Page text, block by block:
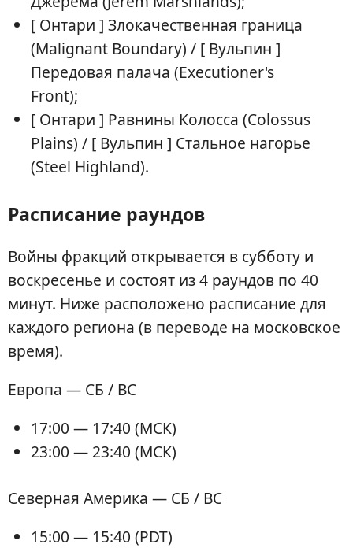
[ Онтари ] Злокачественная граница
(Malignant Boundary) / [ Вульпин ]
Передовая палача (Executioner's
Front);
[ Онтари ] Равнины Колосса (Colossus
Plains) / [ Вульпин ] Стальное нагорье
(Steel Highland).
Расписание раундов
Войны фракций открывается в субботу и
воскресенье и состоят из 4 раундов по 40
минут. Ниже расположено расписание для
каждого региона (в переводе на московское
время).
Европа — СБ / ВС
17:00 — 17:40 (МСК)
23:00 — 23:40 (МСК)
Северная Америка — СБ / ВС
15:00 — 15:40 (PDT)